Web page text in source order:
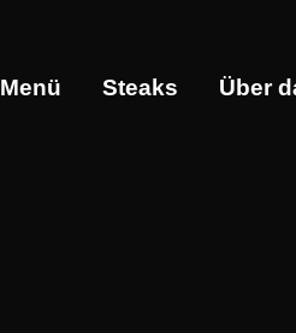
Menü Steaks Über